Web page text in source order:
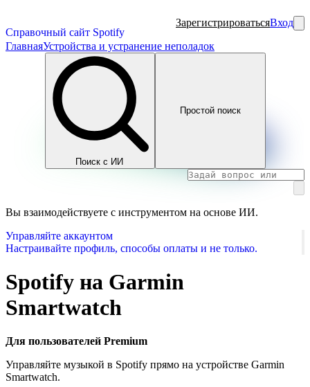
Справочный сайт Spotify
ЗарегистрироватьсяВход
ГлавнаяУстройства и устранение неполадок
Поиск с ИИ
Простой поиск
Вы взаимодействуете с инструментом на основе ИИ.
Управляйте аккаунтом
Настраивайте профиль, способы оплаты и не только.
Spotify на Garmin
Smartwatch
Для пользователей Premium
Управляйте музыкой в Spotify прямо на устройстве Garmin
Smartwatch.